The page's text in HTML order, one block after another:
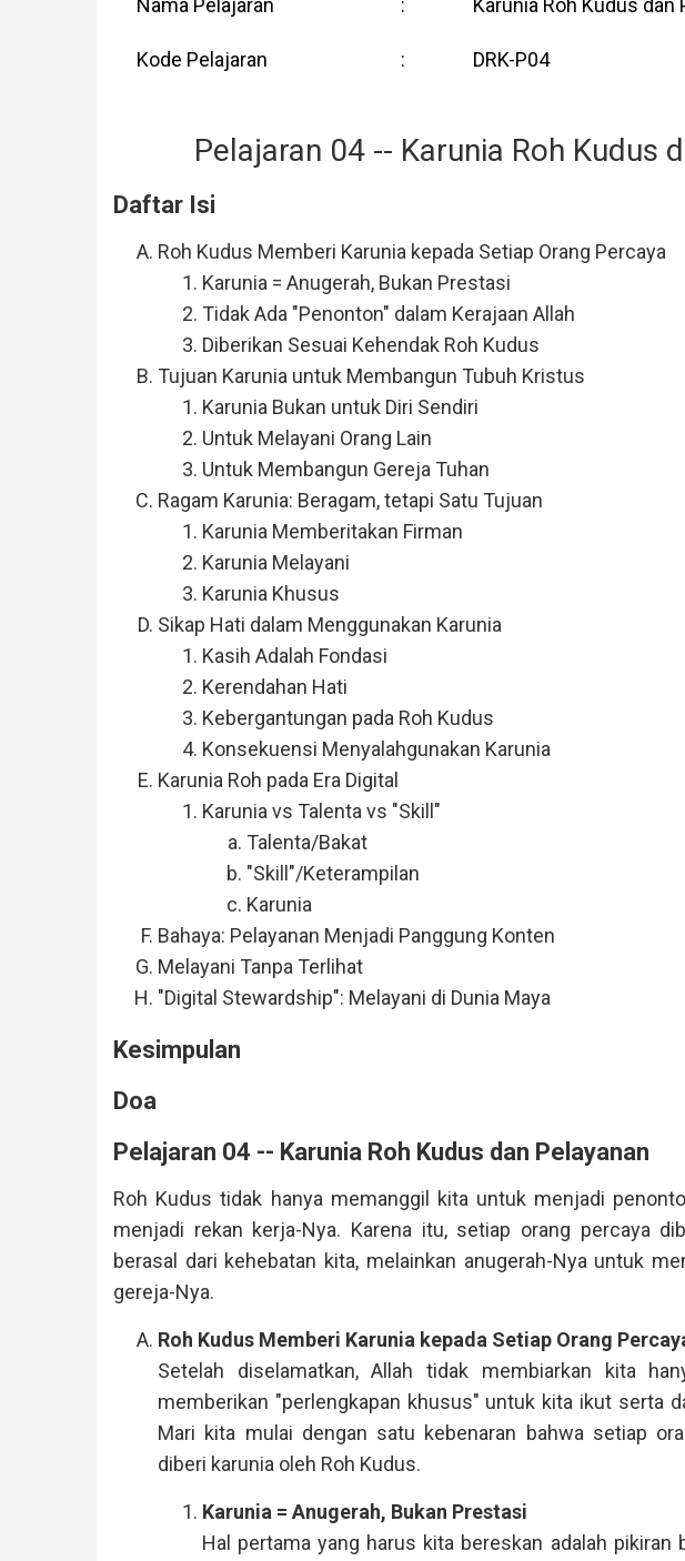
Nama Pelajaran : Karunia Roh Kudus dan
Kode Pelajaran : DRK-P04
Pelajaran 04 -- Karunia Roh Kudus
Daftar Isi
Roh Kudus Memberi Karunia kepada Setiap Orang Percaya
Karunia = Anugerah, Bukan Prestasi
Tidak Ada "Penonton" dalam Kerajaan Allah
Diberikan Sesuai Kehendak Roh Kudus
Tujuan Karunia untuk Membangun Tubuh Kristus
Karunia Bukan untuk Diri Sendiri
Untuk Melayani Orang Lain
Untuk Membangun Gereja Tuhan
Ragam Karunia: Beragam, tetapi Satu Tujuan
Karunia Memberitakan Firman
Karunia Melayani
Karunia Khusus
Sikap Hati dalam Menggunakan Karunia
Kasih Adalah Fondasi
Kerendahan Hati
Kebergantungan pada Roh Kudus
Konsekuensi Menyalahgunakan Karunia
Karunia Roh pada Era Digital
Karunia vs Talenta vs "Skill"
Talenta/Bakat
"Skill"/Keterampilan
Karunia
Bahaya: Pelayanan Menjadi Panggung Konten
Melayani Tanpa Terlihat
"Digital Stewardship": Melayani di Dunia Maya
Kesimpulan
Doa
Pelajaran 04 -- Karunia Roh Kudus dan Pelayanan
Roh Kudus tidak hanya memanggil kita untuk menjadi
menjadi rekan kerja-Nya. Karena itu, setiap orang percaya
berasal dari kehebatan kita, melainkan anugerah-Nya untuk
gereja-Nya.
Roh Kudus Memberi Karunia kepada Setiap Orang
Setelah diselamatkan, Allah tidak membiarkan kita
memberikan "perlengkapan khusus" untuk kita ikut serta
Mari kita mulai dengan satu kebenaran bahwa setiap
diberi karunia oleh Roh Kudus.
Karunia = Anugerah, Bukan Prestasi
Hal pertama yang harus kita bereskan adalah pikiran